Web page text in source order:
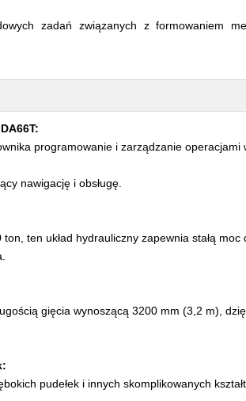
zadań związanych z formowaniem
programowanie i zarządzanie operacjami
nawigację i obsługę.
ten układ hydrauliczny zapewnia stałą
gięcia wynoszącą 3200 mm (3,2 m),
pudełek i innych skomplikowanych